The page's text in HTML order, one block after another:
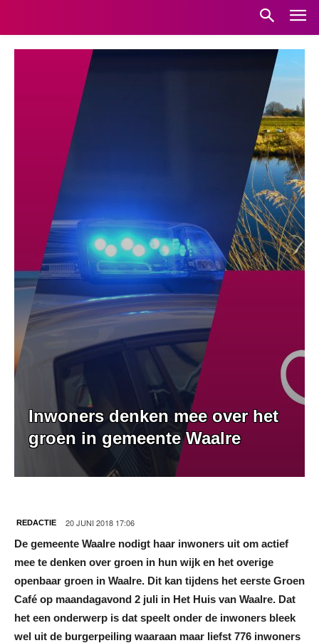
Inwoners denken mee over het
groen in gemeente Waalre
REDACTIE 20 JUNI 2018 17:06
De gemeente Waalre nodigt haar inwoners uit om actief
mee te denken over groen in hun wijk en het overige
openbaar groen in Waalre. Dit kan tijdens het eerste Groen
Café op maandagavond 2 juli in Het Huis van Waalre. Dat
het een onderwerp is dat speelt onder de inwoners bleek
wel uit de burgerpeiling waaraan maar liefst 776 inwoners